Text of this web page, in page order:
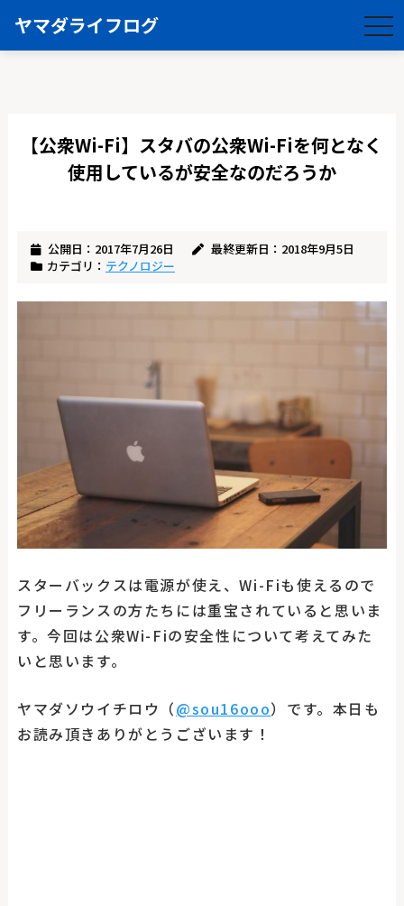
ヤマダライフログ
【公衆Wi-Fi】スタバの公衆Wi-Fiを何となく
使用しているが安全なのだろうか
公開日：2017年7月26日
最終更新日：2018年9月5日
カテゴリ： テクノロジー
スターバックスは電源が使え、Wi-Fiも使えるので
フリーランスの方たちには重宝されていると思いま
す。今回は公衆Wi-Fiの安全性について考えてみた
いと思います。
ヤマダソウイチロウ（@sou16ooo）です。本日も
お読み頂きありがとうございます！